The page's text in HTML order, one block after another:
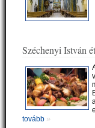
Széchenyi István
tovább »